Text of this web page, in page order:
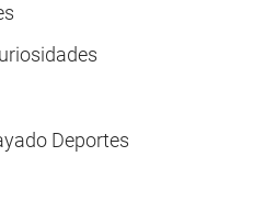
Deportes